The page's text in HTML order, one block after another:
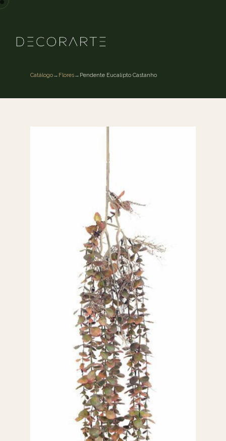
Catálogo→ Flores→ Pendente Eucalipto Castanho